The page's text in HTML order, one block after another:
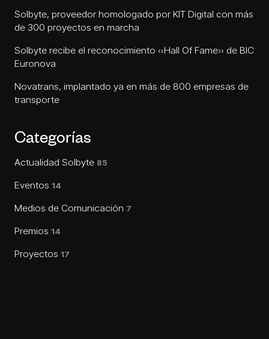
Solbyte, proveedor homologado por KIT Digital con más
de 300 proyectos en marcha
Solbyte recibe el reconocimiento «Hall Of Fame» de BIC
Euronova
Novatrans, implantado ya en más de 800 empresas de
transporte
Categorías
Actualidad Solbyte 85
Eventos 14
Medios de Comunicación 7
Premios 14
Proyectos 17